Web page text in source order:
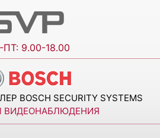
9.00-18.00
BOSCH SECURITY SYSTEMS
ВИДЕОНАБЛЮДЕНИЯ